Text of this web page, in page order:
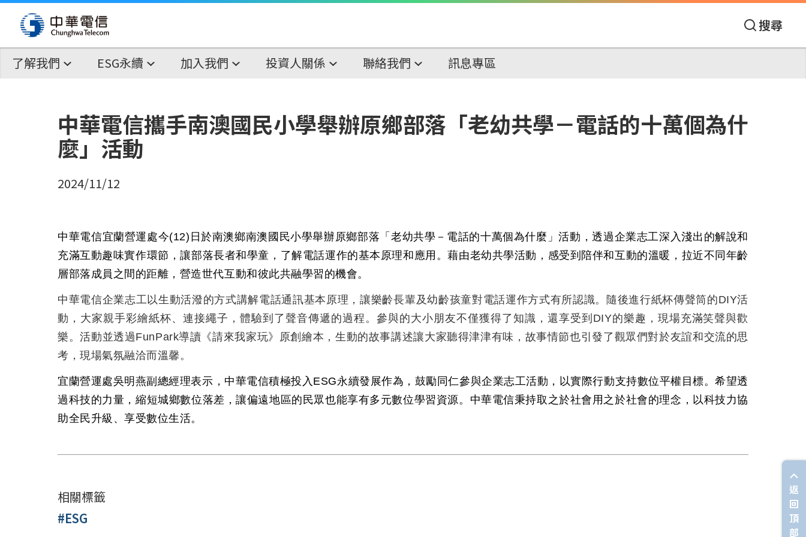
搜尋
了解我們 ESG永續 加入我們 投資人關係 聯絡我們 訊息專區
中華電信攜手南澳國民小學舉辦原鄉部落「老幼共學－電話的十萬個為什
麼」活動
2024/11/12
中華電信宜蘭營運處今(12) 日於南澳鄉南澳國民小學舉辦原鄉部落「老幼共學－電話的十萬個為什麼」活動，透過企業志工深入淺出的解說和
充滿互動趣味實作環節，讓部落長者和學童，了解電話運作的基本原理和應用 。藉由老幼共學活動，感受到陪伴和互動的溫暖，拉近不同年齡
層部落成員之間的距離，營造世代互動和彼此共融學習的機會。
中華電信企業志工以生動活潑的方式講解電話通訊基本原理，讓樂齡長輩及幼齡孩童對電話運作方式有所認識。 隨後進行紙杯傳聲筒的DIY活
動，大家親手彩繪紙杯、 連接繩子，體驗到了聲音傳遞的過程。參與的大小朋友不僅獲得了知識，還享受到 DIY的樂趣，現場充滿笑聲與歡
樂。活動並透過FunPark導讀《請來我家玩》原創繪本，生動的故事講述讓大家聽得津津有味，故事情節也引發了觀眾們對於友誼和交流的思
考，現場氣氛融洽而溫馨。
宜蘭營運處吳明燕副總經理表示，中華電信積極投入 ESG永續發展作為，鼓勵同仁參與企業志工活動，以實際行動支持數位平權目標。希望透
過科技的力量，縮短城鄉數位落差，讓偏遠地區的民眾也能享有多元數位學習資源。中華電信秉持取之於社會用之於社會的理念，以科技力協
助全民升級、享受數位生活。
相關標籤
#ESG
返
回
頂
部